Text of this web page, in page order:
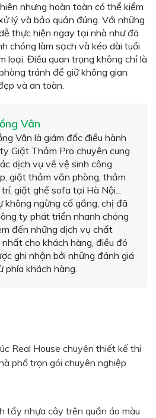
nhưng hoàn toàn có thể kiểm
lý và bảo quản đúng. Với những
thực hiện ngay tại nhà như đã
chóng làm sạch và kéo dài tuổi
loại. Điều quan trọng không chỉ là
tránh để giữ không gian
và an toàn.
Vân
Vân là giám đốc điều hành
Giặt Thảm Pro chuyên cung
dịch vụ về vệ sinh công
giặt thảm văn phòng, thảm
giặt ghế sofa tại Hà Nội...
không ngừng cố gắng, chị đã
ty phát triển nhanh chóng
đến những dịch vụ chất
nhất cho khách hàng, điều đó
ghi nhận bởi những đánh giá
phía khách hàng.
Real House chuyên thiết kế thi
phố trọn gói chuyên nghiệp
tẩy nhựa cây trên quần áo màu